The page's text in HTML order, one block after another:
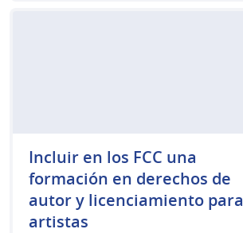
Incluir en los FCC una
formación en derechos de
autor y licenciamiento para
artistas